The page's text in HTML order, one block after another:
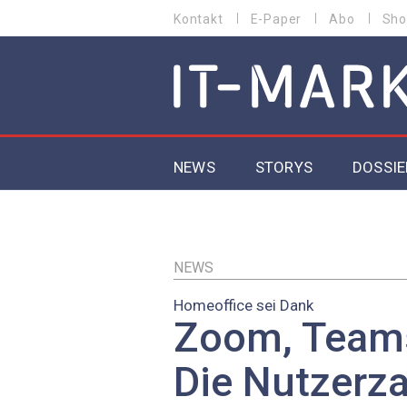
zum
MENU
Kontakt E-Paper Abo
MAIN NAVIGATION
NEWS STORYS
EU-
NEWS
Homeoffice sei Dank
Zoom,
Die